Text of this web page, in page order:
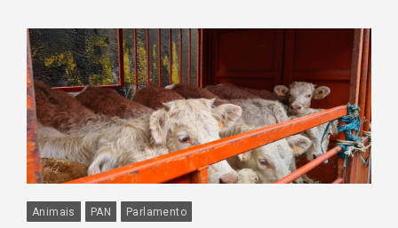
Animais PAN Parlamento